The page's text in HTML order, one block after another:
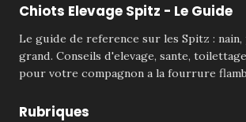
Chiots Elevage Spitz - Le Guide
Le guide de reference sur les Spitz :
grand. Conseils d'elevage, sante,
pour votre compagnon a la fourrure
Rubriques